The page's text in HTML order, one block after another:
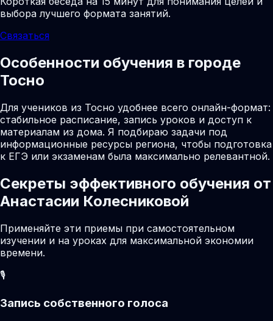
выбора лучшего формата занятий.
Связаться
Особенности обучения в городе
Тосно
Для учеников из Тосно удобнее всего онлайн-формат:
стабильное расписание, запись уроков и доступ к
материалам из дома. Я подбираю задачи под
информационные ресурсы региона, чтобы подготовка
к ЕГЭ или экзаменам была максимально релевантной.
Секреты эффективного обучения от
Анастасии Колесниковой
Применяйте эти приемы при самостоятельном
изучении и на уроках для максимальной экономии
времени.
🎙️
Запись собственного голоса